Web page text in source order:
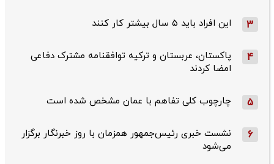
3 این افراد باید ۵ سال بیشتر کار کنند
4
پاکستان، عربستان و ترکیه توافقنامه مشترک دفاعی
امضا کردند
5 چارچوب کلی تفاهم با عمان مشخص شده است
6
نشست خبری رئیس‌جمهور همزمان با روز خبرنگار برگزار
می‌شود